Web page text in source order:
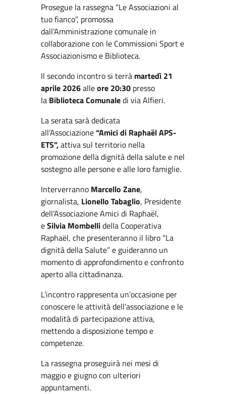
Prosegue la rassegna “Le Associazioni al
tuo fianco”, promossa
dall’Amministrazione comunale in
collaborazione con le Commissioni Sport e
Associazionismo e Biblioteca.
Il secondo incontro si terrà martedì 21
aprile 2026alleore 20:30presso
la Biblioteca Comunaledi via Alfieri.
La serata sarà dedicata
all’Associazione“Amici di Raphaël APS-
ETS”,attiva sul territorio nella
promozione della dignità della salute e nel
sostegno alle persone e alle loro famiglie.
Interverranno Marcello Zane,
giornalista, Lionello Tabaglio, Presidente
dell’Associazione Amici di Raphaël,
eSilvia Mombellidella Cooperativa
Raphaël, che presenteranno il libro “La
dignità della Salute” e guideranno un
momento di approfondimento e confronto
aperto alla cittadinanza.
L’incontro rappresenta un’occasione per
conoscere le attività dell’associazione e le
modalità di partecipazione attiva,
mettendo a disposizione tempo e
competenze.
La rassegna proseguirà nei mesi di
maggio e giugno con ulteriori
appuntamenti.